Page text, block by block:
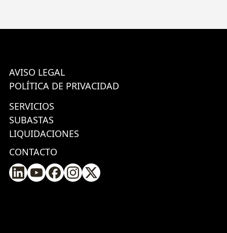
AVISO LEGAL
POLÍTICA DE PRIVACIDAD
SERVICIOS
SUBASTAS
LIQUIDACIONES
CONTACTO